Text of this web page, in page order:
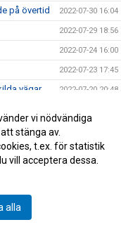
på övertid 2022-07-30 16:04
2022-07-29 18:56
2022-07-24 16:00
2022-07-23 17:45
vägar 2022-07-20 20:48
2022-07-18 18:52
vi nödvändiga
stänga av.
t.ex. för statistik
vill acceptera dessa.
alla